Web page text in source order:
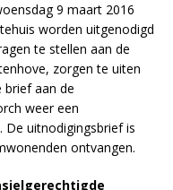
9 maart 2016
worden uitgenodigd
te stellen aan de
zorgen te uiten
brief aan de
weer een
De uitnodigingsbrief is
ontvangen.